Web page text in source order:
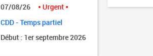
07/08/26
Urgent
CDD - Temps partiel
Début : 1er septembre 2026